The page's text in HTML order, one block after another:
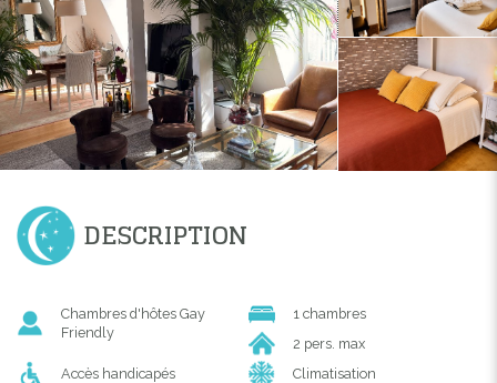
DESCRIPTION
Chambres d'hôtes Gay
Friendly
1 chambres
2 pers. max
Accès handicapés
Climatisation